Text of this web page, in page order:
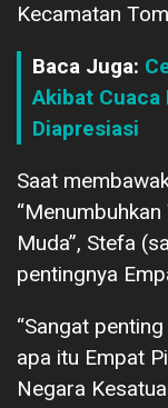
Kecamatan
Baca Juga:
Akibat Cuaca
Diapresiasi
Saat
Muda”, Stefa
pentingnya
“Sangat
apa itu Empat
Negara